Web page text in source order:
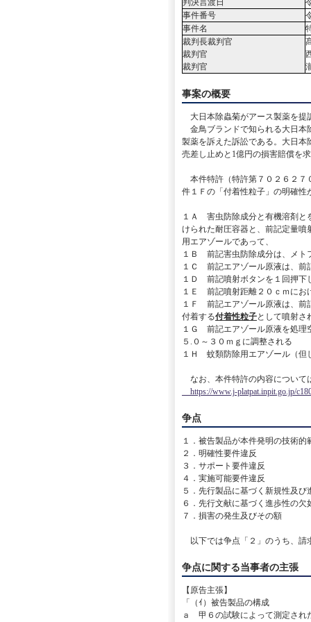
判決言渡日
事件番号
事件名
裁判長裁判官
裁判官
裁判官
事案の概要
大日本除蟲菊がアース製薬を提
金鳥ブランドで知られる大日本
製薬を訴えた訴訟である。大日
売差し止めと1億円の損害賠償を
本件特許（特許第７０２６２７
件１Ｆの「付着性粒子」の明確性
１Ａ 害虫防除成分と有機溶剤と
けられた耐圧容器と、前記定量
用エアゾールであって、
１Ｂ 前記害虫防除成分は、メト
１Ｃ 前記エアゾール原液は、前
１Ｄ 前記噴射ボタンを１回押下
１Ｅ 前記噴射距離２０ｃｍにお
１Ｆ 前記エアゾール原液は、前
付着する付着性粒子として噴射さ
１Ｇ 前記エアゾール原液を処理
５.０～３０ｍｇに調整される
１Ｈ 蚊類防除用エアゾール（但
なお、本件特許の内容について
https://www.j-platpat.inpit.go.jp/
争点
１．被告製品が本件発明の技術的
２．明確性要件違反
３．サポート要件違反
４．実施可能要件違反
５．先行製品に基づく新規性及び
６．先行文献に基づく進歩性の欠
７．損害の発生及びその額
以下では争点「２」のうち、請
争点に関する当事者の主張
【原告主張】
「（ｲ）被告製品の構成
ａ 甲６の試験によって測定され